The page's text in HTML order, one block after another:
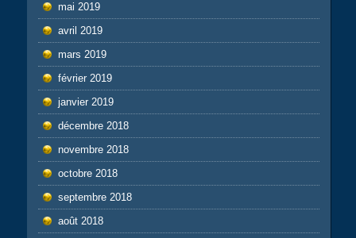
mai 2019
avril 2019
mars 2019
février 2019
janvier 2019
décembre 2018
novembre 2018
octobre 2018
septembre 2018
août 2018